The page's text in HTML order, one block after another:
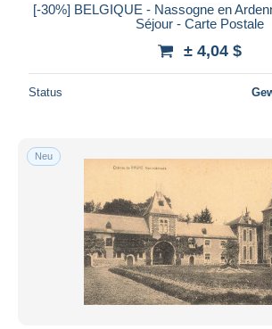
[-30%] BELGIQUE - Nassogne en
Séjour - Carte Postale
± 4,04 $
Status
Neu